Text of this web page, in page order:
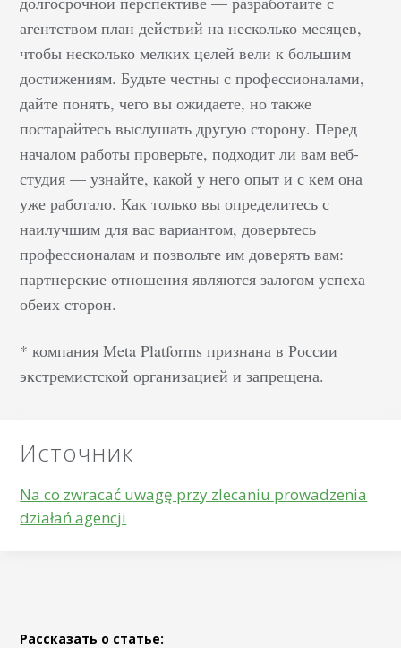
агентством план действий на несколько месяцев,
чтобы несколько мелких целей вели к большим
достижениям. Будьте честны с профессионалами,
дайте понять, чего вы ожидаете, но также
постарайтесь выслушать другую сторону. Перед
началом работы проверьте, подходит ли вам веб-
студия — узнайте, какой у него опыт и с кем она
уже работало. Как только вы определитесь с
наилучшим для вас вариантом, доверьтесь
профессионалам и позвольте им доверять вам:
партнерские отношения являются залогом успеха
обеих сторон.
* компания Meta Platforms признана в России
экстремистской организацией и запрещена.
Источник
Na co zwracać uwagę przy zlecaniu prowadzenia
działań agencji
Рассказать о статье: